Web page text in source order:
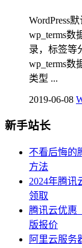
WordPress
wp_terms数
录，标签等
wp_terms数
类型 ...
2019-06-08
新手站长
不看后悔的
方法
2024年腾讯
领取
腾讯云优惠
版报价
阿里云服务